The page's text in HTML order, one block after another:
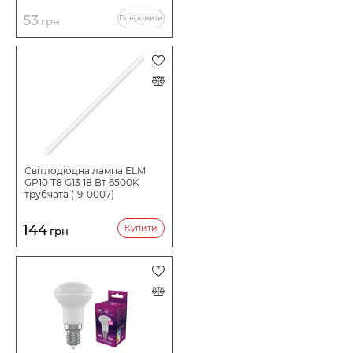
53 грн Повідомити
Світлодіодна лампа ELM
GP10 T8 G13 18 Вт 6500K
трубчата (19-0007)
144 грн Купити